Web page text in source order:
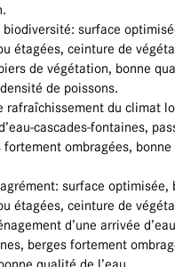
biodiversité: surface
étagées, ceinture de
de végétation, bonne
de poissons.
rafraîchissement du climat
cascades-fontaines,
fortement ombragées,
surface optimisée,
étagées, ceinture de
d’une arrivée
berges fortement